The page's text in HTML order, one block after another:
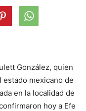
González, quien
estado mexicano de
en la localidad de
hoy a Efe